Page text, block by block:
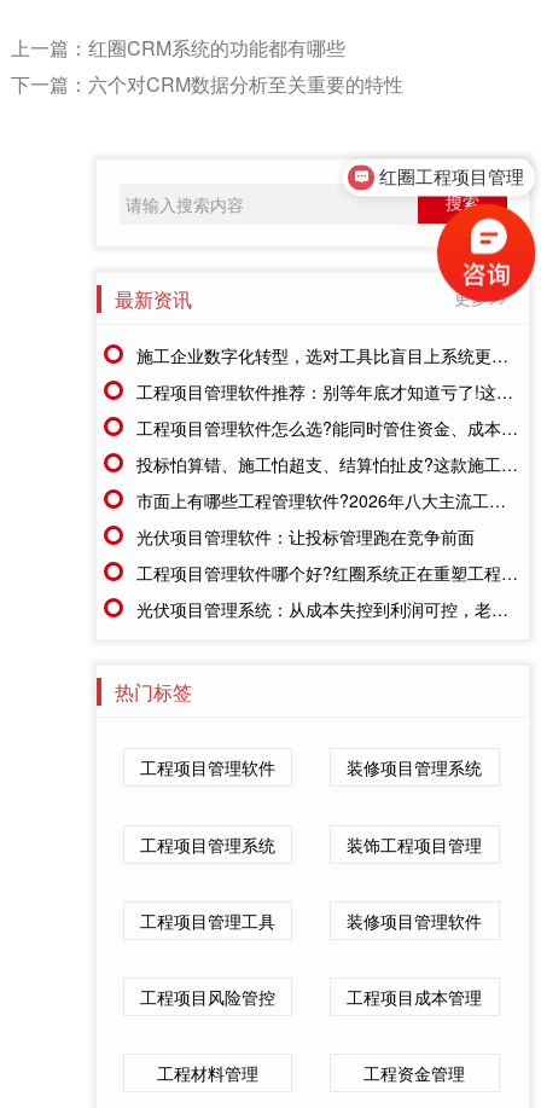
上一篇： 红圈CRM系统的功能都有哪些
下一篇： 六个对CRM数据分析至关重要的特性
最新资讯 更多>>
施工企业数字化转型，选对工具比盲目上系统更重要
工程项目管理软件推荐：别等年底才知道亏了!这套系统让每一分钱都有迹可循
工程项目管理软件怎么选?能同时管住资金、成本、进度的才靠谱
投标怕算错、施工怕超支、结算怕扯皮?这款施工成本管理系统一招全解决
市面上有哪些工程管理软件?2026年八大主流工具深度盘点
光伏项目管理软件：让投标管理跑在竞争前面
工程项目管理软件哪个好?红圈系统正在重塑工程企业的"数字大脑"
光伏项目管理系统：从成本失控到利润可控，老板只需做对一步
热门标签
工程项目管理软件 装修项目管理系统
工程项目管理系统 装饰工程项目管理
工程项目管理工具 装修项目管理软件
工程项目风险管控 工程项目成本管理
工程材料管理 工程资金管理
红圈工程项目管理